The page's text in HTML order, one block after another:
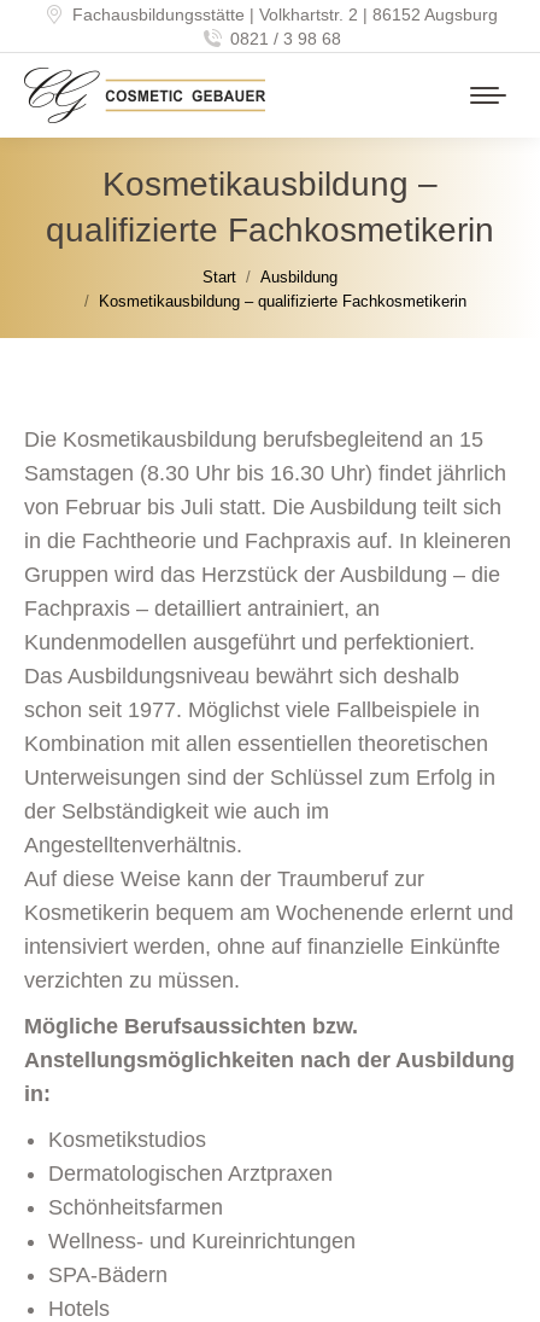
Fachausbildungsstätte | Volkhartstr. 2 | 86152 Augsburg
0821 / 3 98 68
Kosmetikausbildung –
qualifizierte Fachkosmetikerin
Sie befinden sich hier:
Start
Ausbildung
Kosmetikausbildung – qualifizierte Fachkosmetikerin
Die Kosmetikausbildung berufsbegleitend an 15
Samstagen (8.30 Uhr bis 16.30 Uhr) findet jährlich
von Februar bis Juli statt. Die Ausbildung teilt sich
in die Fachtheorie und Fachpraxis auf. In kleineren
Gruppen wird das Herzstück der Ausbildung – die
Fachpraxis – detailliert antrainiert, an
Kundenmodellen ausgeführt und perfektioniert.
Das Ausbildungsniveau bewährt sich deshalb
schon seit 1977. Möglichst viele Fallbeispiele in
Kombination mit allen essentiellen theoretischen
Unterweisungen sind der Schlüssel zum Erfolg in
der Selbständigkeit wie auch im
Angestelltenverhältnis.
Auf diese Weise kann der Traumberuf zur
Kosmetikerin bequem am Wochenende erlernt und
intensiviert werden, ohne auf finanzielle Einkünfte
verzichten zu müssen.
Mögliche Berufsaussichten bzw.
Anstellungsmöglichkeiten nach der Ausbildung
in:
Kosmetikstudios
Dermatologischen Arztpraxen
Schönheitsfarmen
Wellness- und Kureinrichtungen
SPA-Bädern
Hotels